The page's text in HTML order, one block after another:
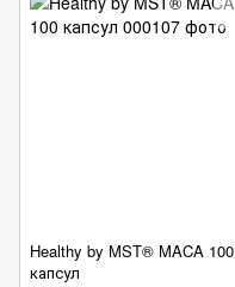
Healthy by MST® MACA 100
капсул